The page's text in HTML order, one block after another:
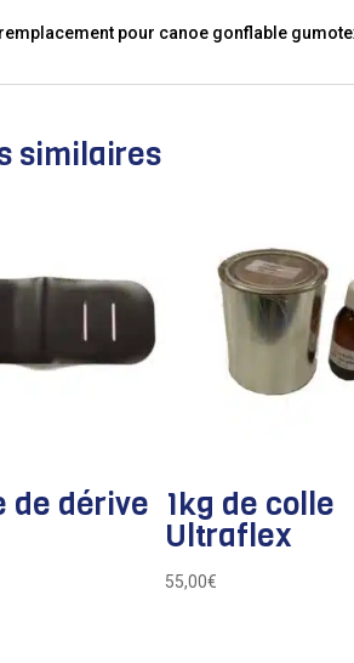
pour canoe gonflable
similaires
de dérive 1kg de colle
Ultraflex
55,00€